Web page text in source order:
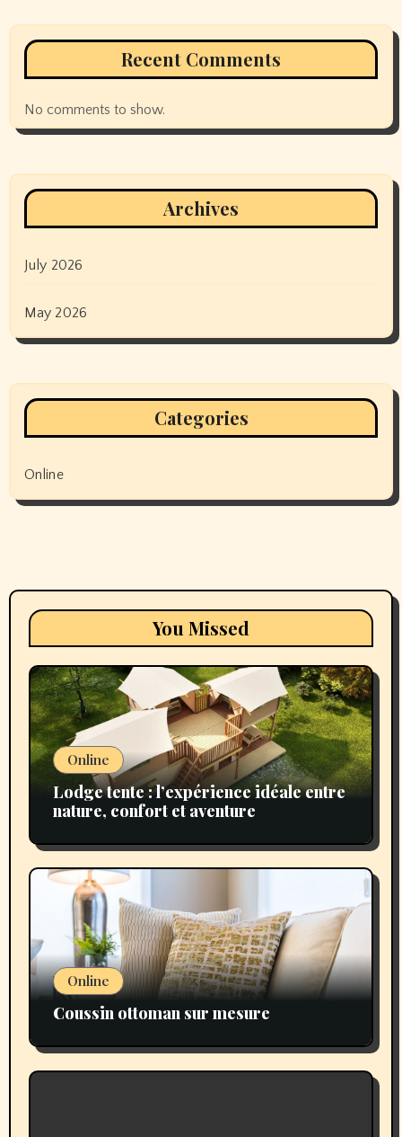
Recent Comments
No comments to show.
Archives
July 2026
May 2026
Categories
Online
You Missed
Online
Lodge tente : l’expérience idéale entre
nature, confort et aventure
Online
Coussin ottoman sur mesure